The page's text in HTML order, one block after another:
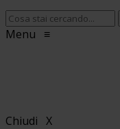
Menu ≡
Chiudi X